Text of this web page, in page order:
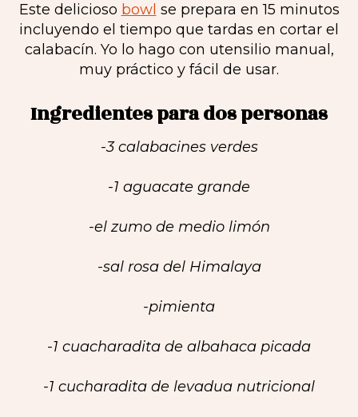
Este delicioso bowl se prepara en 15 minutos
incluyendo el tiempo que tardas en cortar el
calabacín. Yo lo hago con utensilio manual,
muy práctico y fácil de usar.
Ingredientes para dos personas
-3 calabacines verdes
-1 aguacate grande
-el zumo de medio limón
-sal rosa del Himalaya
-pimienta
-1 cuacharadita de albahaca picada
-1 cucharadita de levadua nutricional